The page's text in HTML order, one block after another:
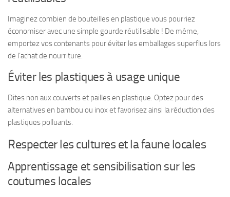
Imaginez combien de bouteilles en plastique vous pourriez
économiser avec une simple gourde réutilisable ! De même,
emportez vos contenants pour éviter les emballages superflus lors
de l’achat de nourriture.
Éviter les plastiques à usage unique
Dites non aux couverts et pailles en plastique. Optez pour des
alternatives en bambou ou inox et favorisez ainsi la réduction des
plastiques polluants.
Respecter les cultures et la faune locales
Apprentissage et sensibilisation sur les
coutumes locales